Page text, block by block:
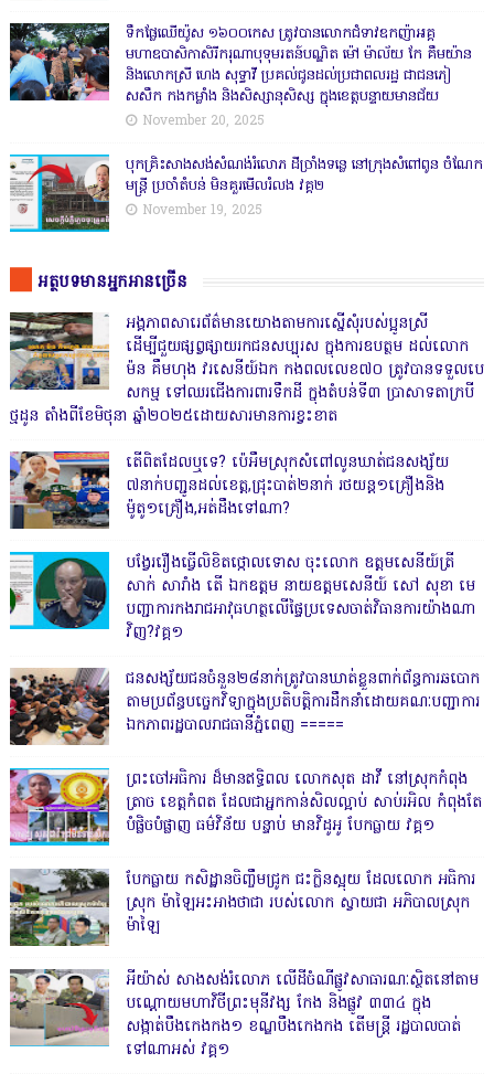
ទឹកផ្លែឈើយ៉ូស ១៦០០កេស ត្រូវបានលោកជំទាវឧកញ៉ាអគ្គ
មហាឧបាសិកាសិរីករុណាបុទុមរតន៍បណ្ឌិត ម៉ៅ ម៉ាល័យ កែ គឹមយ៉ាន
និងលោកស្រី ហេង សុទ្ធាវី ប្រគល់ជូនដល់ប្រជាពលរដ្ឋ ជាជនភៀ
សសឹក កងកម្លាំង និងសិស្សានុសិស្ស ក្នុងខេត្តបន្ទាយមានជ័យ
November 20, 2025
បុកគ្រិះសាងសង់សំណង់រំលោភ ដីច្រាំងទន្លេ នៅក្រុងសំពៅពូន ចំណែក
មន្ត្រី ប្រចាំតំបន់ មិនគួរមើលរំលង វគ្គ២
November 19, 2025
អត្ថបទមានអ្នកអានច្រើន
អង្គភាពសារេព័ត៌មានយោងតាមការស្នើសុំរបស់ប្អូនស្រី
ដើម្បីជួយផ្សព្វផ្សាយរកជនសប្បុរស ក្នុងការឧបត្ថម ដល់លោក
ម៉ន គឹមហុង វរសេនីយ៍ឯក កងពលលេខ៧០ ត្រូវបានទទួលបេ
សកម្ម ទៅឈរជើងការពារទឹកដី ក្នុងតំបន់ទី៣ ប្រាសាទតាក្របី
ថ្មដូន តាំងពីខែមិថុនា ឆ្នាំ២០២៥ដោយសារមានការខ្វះខាត
តើពិតដែលឬទេ? ប៉េអឹមស្រុកសំពៅលូនឃាត់ជនសង្ស័យ
៧នាក់បញ្ជូនដល់ខេត្ត,ជ្រុះបាត់២នាក់ រថយន្ត១គ្រឿងនិង
ម៉ូតូ១គ្រឿង,អត់ដឹងទៅណា?
បង្វែររឿងធ្វើលិខិតថ្កោលទោស ចុះលោក ឧត្តមសេនីយ៍ត្រី
សាក់ សារាំង តើ ឯកឧត្តម នាយឧត្តមសេនីយ៍ សៅ សុខា មេ
បញ្ជាការកងរាជអាវុធហត្ថលើផ្ទៃប្រទេសចាត់វិធានការយ៉ាងណា
វិញ?វគ្គ១
ជនសង្ស័យជនចំនួន២៨នាក់ត្រូវបានឃាត់ខ្លួនពាក់ព័ន្ធការឆបោក
តាមប្រព័ន្ធបច្ចេកវិទ្យាក្នុងប្រតិបត្តិការដឹកនាំដោយគណៈបញ្ជាការ
ឯកភាពរដ្ឋបាលរាជធានីភ្នំពេញ ‎=====
ព្រះចៅអធិការ ដ៏មានឥទ្ធិពល លោកសុត ដាវី នៅស្រុកកំពុង
ត្រាច ខេត្តកំពត ដែលជាអ្នកកាន់សិលល្អាប់ សាប់រអិល កំពុងតែ
បំផ្លិចបំផ្លាញ ធម៌វិន័យ បន្ទាប់ មានវិដូអូ បែកធ្លាយ វគ្គ១
បែកធ្លាយ កសិដ្ឋានចិញ្ចឹមជ្រូក ជះក្លិនស្អុយ ដែលលោក អធិការ
ស្រុក ម៉ាឡៃអះអាងថាជា របស់លោក ស្វាយជា អភិបាលស្រុក
ម៉ាឡៃ
អីយ៉ាស់ សាងសង់រំលោភ លើដីចំណីផ្លូវសាធារណៈស្ថិតនៅតាម
បណ្ដោយមហាវិថីព្រះមុនីវង្ស កែង និងផ្លូវ ៣៣៤ ក្នុង
សង្កាត់បឹងកេងកង១ ខណ្ឌបឹងកេងកង តើមន្ត្រី រដ្ឋបាលបាត់
ទៅណាអស់ វគ្គ១